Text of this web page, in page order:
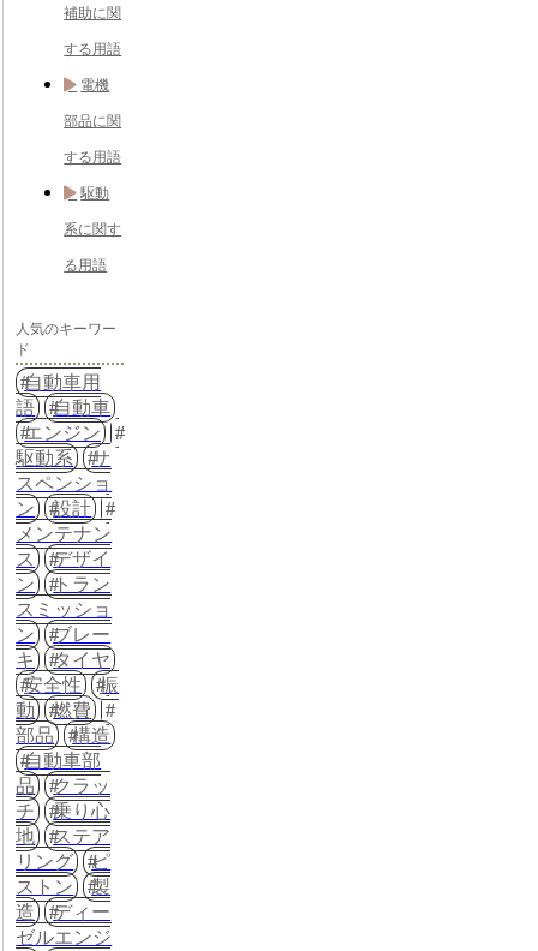
補助に関
する用語
電機
部品に関
する用語
駆動
系に関す
る用語
人気のキーワー
ド
自動車用
語
自動車
エンジン
駆動系
サ
スペンショ
ン
設計
メンテナン
ス
デザイ
ン
トラン
スミッショ
ン
ブレー
キ
タイヤ
安全性
振
動
燃費
部品
構造
自動車部
品
クラッ
チ
乗り心
地
ステア
リング
ピ
ストン
製
造
ディー
ゼルエンジ